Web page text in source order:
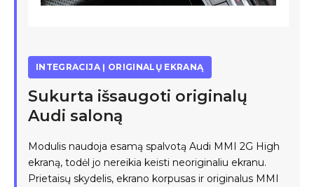
INTEGRACIJA Į ORIGINALŲ EKRANĄ
Sukurta išsaugoti originalų
Audi saloną
Modulis naudoja esamą spalvotą Audi MMI 2G High
ekraną, todėl jo nereikia keisti neoriginaliu ekranu.
Prietaisų skydelis, ekrano korpusas ir originalus MMI